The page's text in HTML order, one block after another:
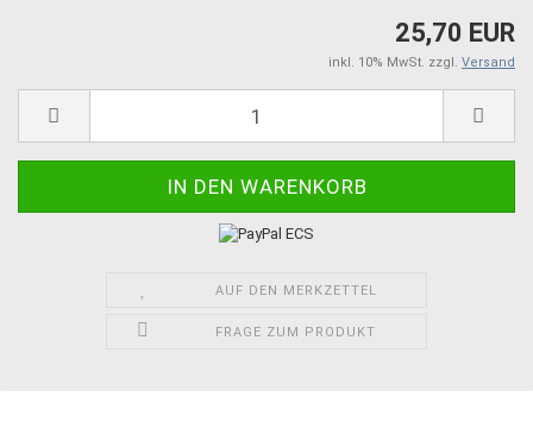
25,70 EUR
inkl. 10% MwSt. zzgl. Versand
AUF DEN MERKZETTEL
FRAGE ZUM PRODUKT